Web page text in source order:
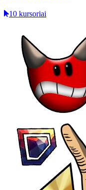
10 kursoriai